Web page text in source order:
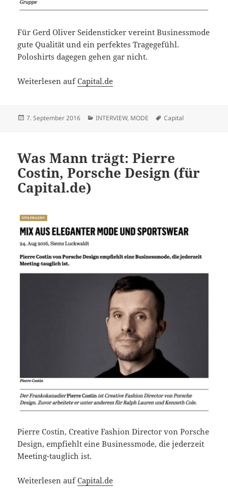
Für Gerd Oliver Seidensticker vereint Businessmode
gute Qualität und ein perfektes Tragegefühl.
Poloshirts dagegen gehen gar nicht.
Weiterlesen aufCapital.de
Veröffentlicht
7. September 2016 Kategorien
INTERVIEW, MODE Schlagwörter
Capital
Was Mann trägt: Pierre
Costin, Porsche Design (für
Capital.de)
Pierre Costin, Creative Fashion Director von Porsche
Design, empfiehlt eine Businessmode, die jederzeit
Meeting-tauglich ist.
Weiterlesen aufCapital.de